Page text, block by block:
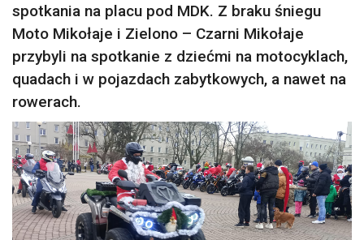
spotkania na placu pod MDK. Z braku śniegu
Moto Mikołaje i Zielono – Czarni Mikołaje
przybyli na spotkanie z dziećmi na motocyklach,
quadach i w pojazdach zabytkowych, a nawet na
rowerach.